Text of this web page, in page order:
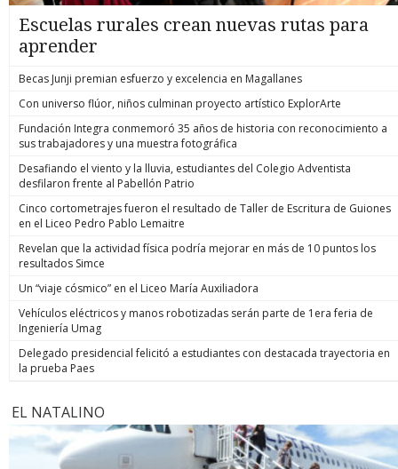
Escuelas rurales crean nuevas rutas para
aprender
Becas Junji premian esfuerzo y excelencia en Magallanes
Con universo flúor, niños culminan proyecto artístico ExplorArte
Fundación Integra conmemoró 35 años de historia con reconocimiento a
sus trabajadores y una muestra fotográfica
Desafiando el viento y la lluvia, estudiantes del Colegio Adventista
desfilaron frente al Pabellón Patrio
Cinco cortometrajes fueron el resultado de Taller de Escritura de Guiones
en el Liceo Pedro Pablo Lemaitre
Revelan que la actividad física podría mejorar en más de 10 puntos los
resultados Simce
Un “viaje cósmico” en el Liceo María Auxiliadora
Vehículos eléctricos y manos robotizadas serán parte de 1era feria de
Ingeniería Umag
Delegado presidencial felicitó a estudiantes con destacada trayectoria en
la prueba Paes
EL NATALINO